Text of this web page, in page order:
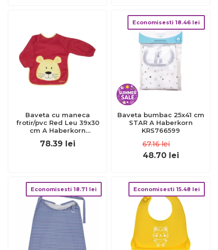
Baveta cu maneca
frotir/pvc Red Leu 39x30
cm A Haberkorn
78.39 lei
Economisesti 18.46 lei
Baveta bumbac 25x41 cm
STAR A Haberkorn
KRS766599
67.16 lei
48.70 lei
Economisesti 18.71 lei Economisesti 15.48 lei